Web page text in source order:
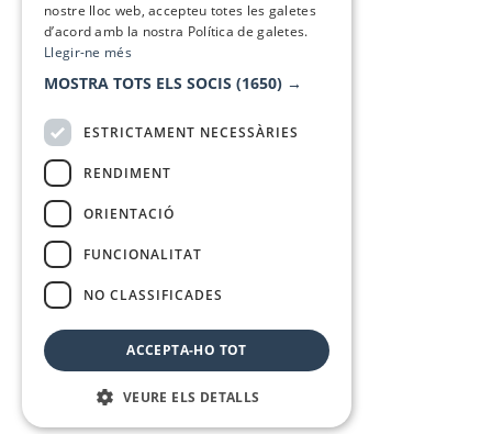
nostre lloc web, accepteu totes les galetes
d’acord amb la nostra Política de galetes.
Llegir-ne més
MOSTRA TOTS ELS SOCIS (1650) →
ESTRICTAMENT NECESSÀRIES
RENDIMENT
ORIENTACIÓ
FUNCIONALITAT
NO CLASSIFICADES
ACCEPTA-HO TOT
VEURE ELS DETALLS